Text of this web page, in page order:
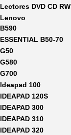
Lectores DVD CD RW
Lenovo
B590
ESSENTIAL B50-70
G50
G580
G700
Ideapad 100
IDEAPAD 120S
IDEAPAD 300
IDEAPAD 310
IDEAPAD 320